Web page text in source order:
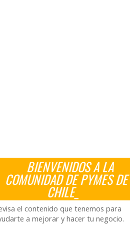
BIENVENIDOS A LA
COMUNIDAD DE PYMES DE
CHILE_
el contenido que tenemos para
a mejorar y hacer tu negocio.